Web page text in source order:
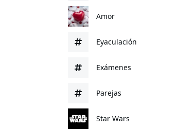
Amor
Eyaculación
Exámenes
Parejas
Star Wars